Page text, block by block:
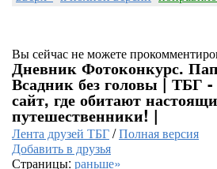
Вы сейчас не можете
Дневник Фотоконкурс.
Всадник без головы | ТБГ
сайт, где обитают
путешественники! |
Лента друзей ТБГ/Полная версия
Добавить в друзья
Страницы: раньше»